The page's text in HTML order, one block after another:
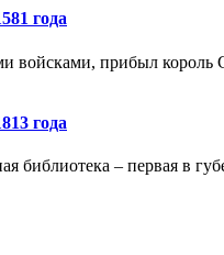
года
войсками, прибыл
года
библиотека – первая в